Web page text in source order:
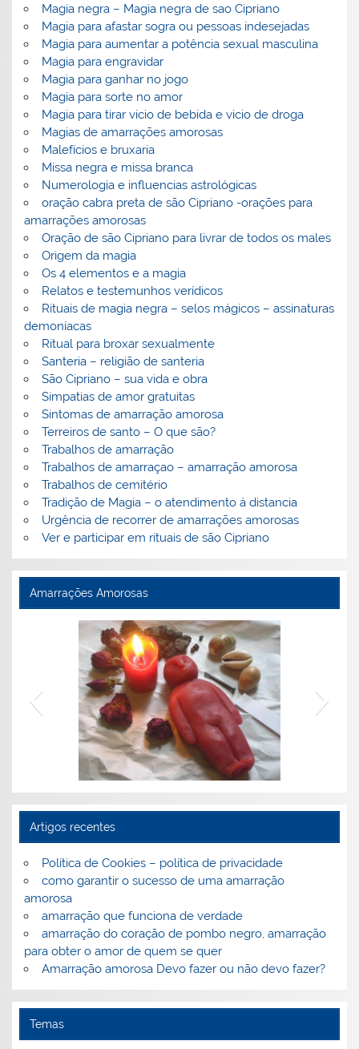
Magia negra – Magia negra de sao Cipriano
Magia para afastar sogra ou pessoas indesejadas
Magia para aumentar a potência sexual masculina
Magia para engravidar
Magia para ganhar no jogo
Magia para sorte no amor
Magia para tirar vicio de bebida e vicio de droga
Magias de amarrações amorosas
Malefícios e bruxaria
Missa negra e missa branca
Numerologia e influencias astrológicas
oração cabra preta de são Cipriano -orações para
amarrações amorosas
Oração de são Cipriano para livrar de todos os males
Origem da magia
Os 4 elementos e a magia
Relatos e testemunhos verídicos
Rituais de magia negra – selos mágicos – assinaturas
demoníacas
Ritual para broxar sexualmente
Santeria – religião de santeria
São Cipriano – sua vida e obra
Simpatias de amor gratuitas
Sintomas de amarração amorosa
Terreiros de santo – O que são?
Trabalhos de amarração
Trabalhos de amarraçao – amarração amorosa
Trabalhos de cemitério
Tradição de Magia – o atendimento á distancia
Urgência de recorrer de amarrações amorosas
Ver e participar em rituais de são Cipriano
Amarrações Amorosas
Artigos recentes
Política de Cookies – política de privacidade
como garantir o sucesso de uma amarração
amorosa
amarração que funciona de verdade
amarração do coração de pombo negro, amarração
para obter o amor de quem se quer
Amarração amorosa Devo fazer ou não devo fazer?
Temas